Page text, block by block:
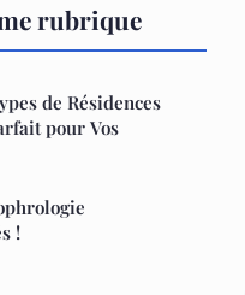
rubrique
de Résidences
pour Vos
!